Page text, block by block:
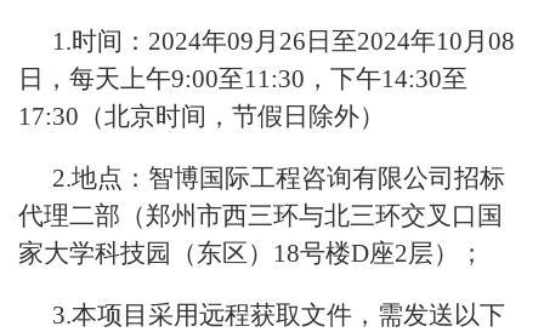
1.时间：2024年09月26日至2024年10月08
日，每天上午9:00至11:30，下午14:30至
17:30（北京时间，节假日除外）
2.地点：智博国际工程咨询有限公司招标
代理二部（郑州市西三环与北三环交叉口国
家大学科技园（东区）18号楼D座2层）；
3.本项目采用远程获取文件，需发送以下